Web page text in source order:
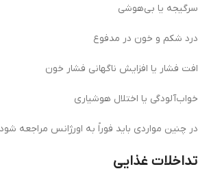
سرگیجه یا بی‌هوشی
درد شکم و خون در مدفوع
افت فشار یا افزایش ناگهانی فشار خون
خواب‌آلودگی یا اختلال هوشیاری
در چنین مواردی باید فوراً به اورژانس مراجعه
تداخلات غذایی